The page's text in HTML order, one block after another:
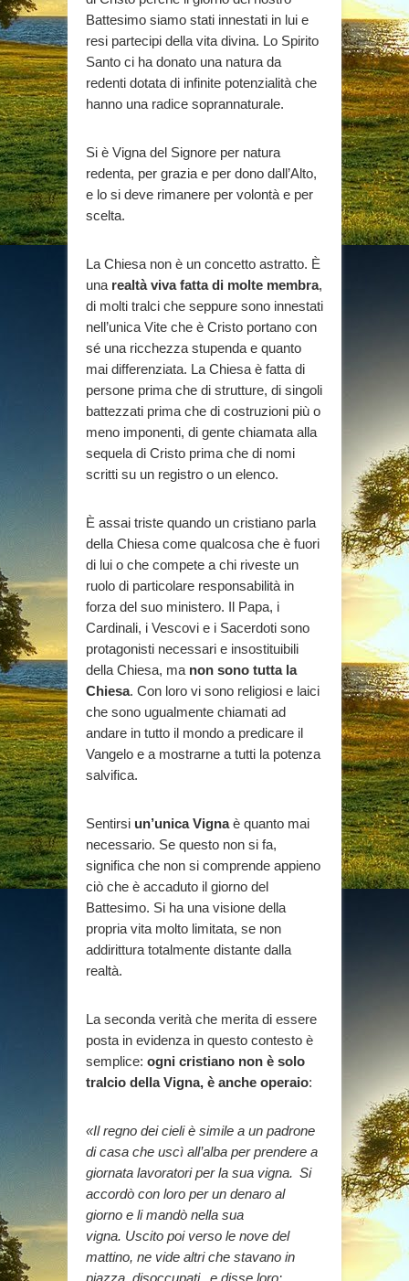
Battesimo siamo stati innestati in lui e
resi partecipi della vita divina. Lo Spirito
Santo ci ha donato una natura da
redenti dotata di infinite potenzialità che
hanno una radice soprannaturale.
Si è Vigna del Signore per natura
redenta, per grazia e per dono dall’Alto,
e lo si deve rimanere per volontà e per
scelta.
La Chiesa non è un concetto astratto. È
una realtà viva fatta di molte membra,
di molti tralci che seppure sono innestati
nell’unica Vite che è Cristo portano con
sé una ricchezza stupenda e quanto
mai differenziata. La Chiesa è fatta di
persone prima che di strutture, di singoli
battezzati prima che di costruzioni più o
meno imponenti, di gente chiamata alla
sequela di Cristo prima che di nomi
scritti su un registro o un elenco.
È assai triste quando un cristiano parla
della Chiesa come qualcosa che è fuori
di lui o che compete a chi riveste un
ruolo di particolare responsabilità in
forza del suo ministero. Il Papa, i
Cardinali, i Vescovi e i Sacerdoti sono
protagonisti necessari e insostituibili
della Chiesa, ma non sono tutta la
Chiesa. Con loro vi sono religiosi e laici
che sono ugualmente chiamati ad
andare in tutto il mondo a predicare il
Vangelo e a mostrarne a tutti la potenza
salvifica.
Sentirsi un’unica Vignaè quanto mai
necessario. Se questo non si fa,
significa che non si comprende appieno
ciò che è accaduto il giorno del
Battesimo. Si ha una visione della
propria vita molto limitata, se non
addirittura totalmente distante dalla
realtà.
La seconda verità che merita di essere
posta in evidenza in questo contesto è
semplice: ogni cristiano non è solo
tralcio della Vigna, è anche operaio:
«Il regno dei cieli è simile a un padrone
di casa che uscì all’alba per prendere a
giornata lavoratori per la sua vigna. Si
accordò con loro per un denaro al
giorno e li mandò nella sua
vigna. Uscito poi verso le nove del
mattino, ne vide altri che stavano in